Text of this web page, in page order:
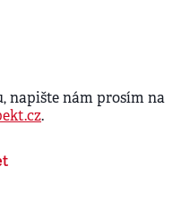
napište nám prosím na
.